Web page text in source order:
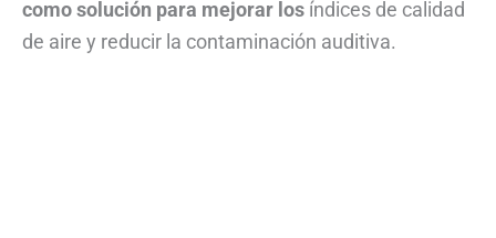
como solución para mejorar los índices de calidad
de aire y reducir la contaminación auditiva.